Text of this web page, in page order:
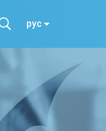
рус